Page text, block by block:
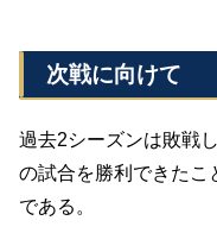
次戦に向けて
過去2シーズンは敗戦
の試合を勝利できたこ
である。